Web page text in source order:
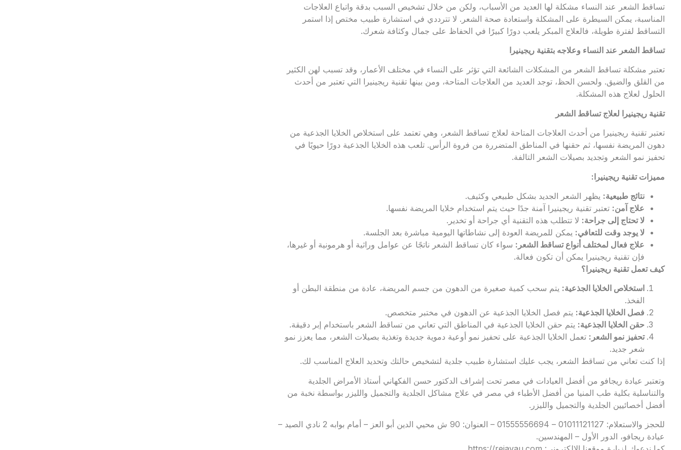
تساقط الشعر عند النساء مشكلة لها العديد من الأسباب، ولكن من خلال تشخيص السبب بدقة واتباع العلاجات
المناسبة، يمكن السيطرة على المشكلة واستعادة صحة الشعر. لا تترددي في استشارة طبيب مختص إذا استمر
التساقط لفترة طويلة، فالعلاج المبكر يلعب دورًا كبيرًا في الحفاظ على جمال وكثافة شعرك.
تساقط الشعر عند النساء وعلاجه بتقنية ريجينيرا
تعتبر مشكلة تساقط الشعر من المشكلات الشائعة التي تؤثر على النساء في مختلف الأعمار، وقد تسبب لهن الكثير
من القلق والضيق. ولحسن الحظ، توجد العديد من العلاجات المتاحة، ومن بينها تقنية ريجينيرا التي تعتبر من أحدث
الحلول لعلاج هذه المشكلة.
تقنية ريجينيرا لعلاج تساقط الشعر
تعتبر تقنية ريجينيرا من أحدث العلاجات المتاحة لعلاج تساقط الشعر، وهي تعتمد على استخلاص الخلايا الجذعية من
دهون المريضة نفسها، ثم حقنها في المناطق المتضررة من فروة الرأس. تلعب هذه الخلايا الجذعية دورًا حيويًا في
تحفيز نمو الشعر وتجديد بصيلات الشعر التالفة.
مميزات تقنية ريجينيرا:
نتائج طبيعية: يظهر الشعر الجديد بشكل طبيعي وكثيف.
علاج آمن: تعتبر تقنية ريجينيرا آمنة جدًا حيث يتم استخدام خلايا المريضة نفسها.
لا تحتاج إلى جراحة: لا تتطلب هذه التقنية أي جراحة أو تخدير.
لا يوجد وقت للتعافي: يمكن للمريضة العودة إلى نشاطاتها اليومية مباشرة بعد الجلسة.
علاج فعال لمختلف أنواع تساقط الشعر : سواء كان تساقط الشعر ناتجًا عن عوامل وراثية أو هرمونية أو غيرها،
فإن تقنية ريجينيرا يمكن أن تكون فعالة.
كيف تعمل تقنية ريجينيرا؟
استخلاص الخلايا الجذعية: يتم سحب كمية صغيرة من الدهون من جسم المريضة، عادة من منطقة البطن أو
الفخذ.
فصل الخلايا الجذعية: يتم فصل الخلايا الجذعية عن الدهون في مختبر متخصص.
حقن الخلايا الجذعية: يتم حقن الخلايا الجذعية في المناطق التي تعاني من تساقط الشعر باستخدام إبر دقيقة.
تحفيز نمو الشعر : تعمل الخلايا الجذعية على تحفيز نمو أوعية دموية جديدة وتغذية بصيلات الشعر، مما يعزز نمو
شعر جديد.
إذا كنت تعاني من تساقط الشعر، يجب عليك استشارة طبيب جلدية لتشخيص حالتك وتحديد العلاج المناسب لك.
وتعتبر عيادة ريجافو من أفضل العيادات في مصر تحت إشراف الدكتور حسن الفكهاني أستاذ الأمراض الجلدية
والتناسلية بكلية طب المنيا من أفضل الأطباء في مصر في علاج مشاكل الجلدية والتجميل والليزر بواسطة نخبة من
أفضل أخصائيين الجلدية والتجميل والليزر.
للحجز والاستعلام: 01011121127 – 01555556694 – العنوان: 90 ش محيي الدين أبو العز – أمام بوابه 2 نادي الصيد –
عيادة ريجافو، الدور الأول – المهندسين.